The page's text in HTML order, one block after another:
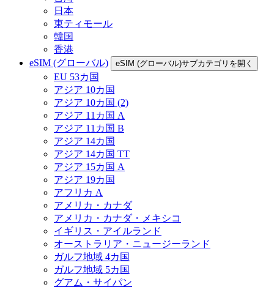
日本
東ティモール
韓国
香港
eSIM (グローバル)
eSIM (グローバル)サブカテゴリを開く
EU 53カ国
アジア 10カ国
アジア 10カ国 (2)
アジア 11カ国 A
アジア 11カ国 B
アジア 14カ国
アジア 14カ国 TT
アジア 15カ国 A
アジア 19カ国
アフリカ A
アメリカ・カナダ
アメリカ・カナダ・メキシコ
イギリス・アイルランド
オーストラリア・ニュージーランド
ガルフ地域 4カ国
ガルフ地域 5カ国
グアム・サイパン